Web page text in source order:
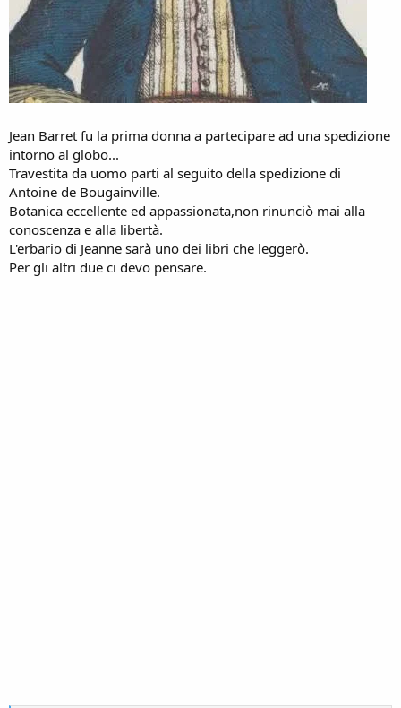
Jean Barret fu la prima donna a partecipare ad una spedizione
intorno al globo...
Travestita da uomo parti al seguito della spedizione di
Antoine de Bougainville.
Botanica eccellente ed appassionata,non rinunciò mai alla
conoscenza e alla libertà.
L'erbario di Jeanne sarà uno dei libri che leggerò.
Per gli altri due ci devo pensare.